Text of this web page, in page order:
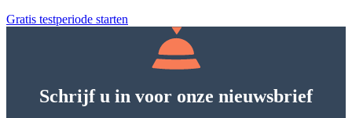
Gratis testperiode starten
Schrijf u in voor onze nieuwsbrief